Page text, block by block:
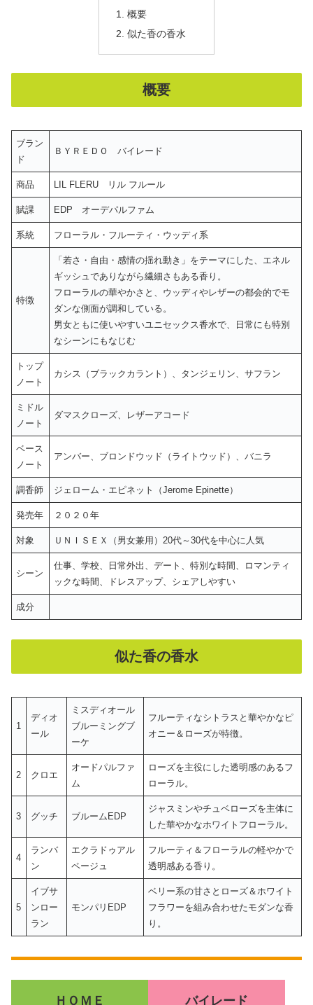
概要
似た香の香水
概要
ブラン
ド
ＢＹＲＥＤＯ バイレード
商品 LIL FLERU リル フルール
賦課 EDP オーデパルファム
系統 フローラル・フルーティ・ウッディ系
特徴
「若さ・自由・感情の揺れ動き」をテーマにした、エネル
ギッシュでありながら繊細さもある香り。
フローラルの華やかさと、ウッディやレザーの都会的でモ
ダンな側面が調和している。
男女ともに使いやすいユニセックス香水で、日常にも特別
なシーンにもなじむ
トップ
ノート
カシス（ブラックカラント）、タンジェリン、サフラン
ミドル
ノート
ダマスクローズ、レザーアコード
ベース
ノート
アンバー、ブロンドウッド（ライトウッド）、バニラ
調香師 ジェローム・エピネット（Jerome Epinette）
発売年 ２０２０年
対象 ＵＮＩＳＥＸ（男女兼用）20代～30代を中心に人気
シーン
仕事、学校、日常外出、デート、特別な時間、ロマンティ
ックな時間、ドレスアップ、シェアしやすい
成分
似た香の香水
1
ディオ
ール
ミスディオール
ブルーミングブ
ーケ
フルーティなシトラスと華やかなピ
オニー＆ローズが特徴。
2 クロエ
オードパルファ
ム
ローズを主役にした透明感のあるフ
ローラル。
3 グッチ ブルームEDP
ジャスミンやチュベローズを主体に
した華やかなホワイトフローラル。
4
ランバ
ン
エクラドゥアル
ページュ
フルーティ＆フローラルの軽やかで
透明感ある香り。
5
イブサ
ンロー
ラン
モンパリEDP
ベリー系の甘さとローズ＆ホワイト
フラワーを組み合わせたモダンな香
り。
ＨＯＭＥ バイレード